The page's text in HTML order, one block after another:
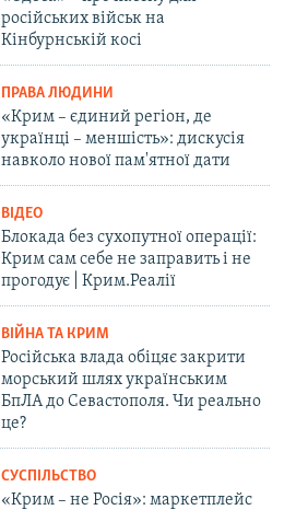
російських військ на
Кінбурнській косі
ПРАВА ЛЮДИНИ
«Крим – єдиний регіон, де
українці – меншість»: дискусія
навколо нової пам'ятної дати
ВІДЕО
Блокада без сухопутної операції:
Крим сам себе не заправить і не
прогодує | Крим.Реалії
ВІЙНА ТА КРИМ
Російська влада обіцяє закрити
морський шлях українським
БпЛА до Севастополя. Чи реально
це?
СУСПІЛЬСТВО
«Крим – не Росія»: маркетплейс